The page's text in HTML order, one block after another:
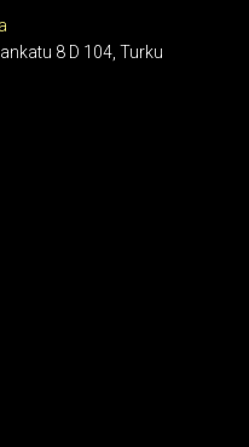
8 D 104, Turku